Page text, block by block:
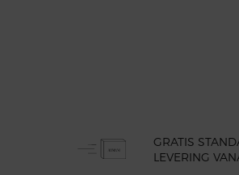
GRATIS
LEVERING